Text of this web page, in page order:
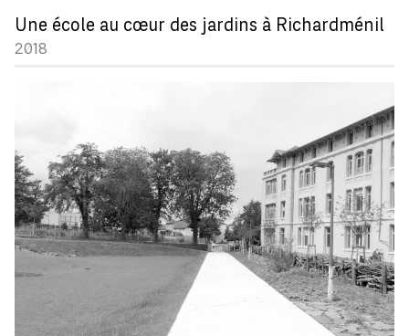
Une école au cœur des jardins à Richardménil
2018